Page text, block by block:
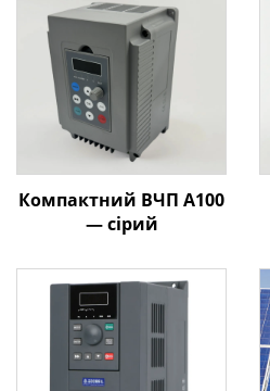
Компактний ВЧП A100
— сірий